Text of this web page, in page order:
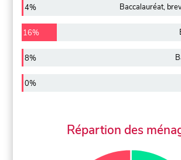
4% Baccalauréat,
16%
8%
0%
Répartion des